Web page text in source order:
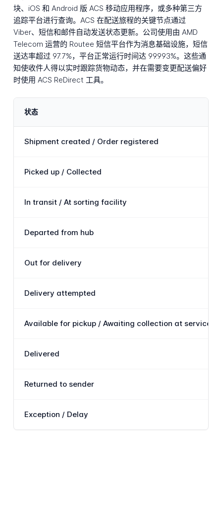
块、iOS 和 Android 版 ACS 移动应用程序，或多种第三方
追踪平台进行查询。ACS 在配送旅程的关键节点通过
Viber、短信和邮件自动发送状态更新。公司使用由 AMD
Telecom 运营的 Routee 短信平台作为消息基础设施，短信
送达率超过 97.7%，平台正常运行时间达 99.993%。这些通
知使收件人得以实时跟踪货物动态，并在需要变更配送偏好
时使用 ACS ReDirect 工具。
状态
Shipment created / Order registered
Picked up / Collected
In transit / At sorting facility
Departed from hub
Out for delivery
Delivery attempted
Available for pickup / Awaiting collection at service
Delivered
Returned to sender
Exception / Delay